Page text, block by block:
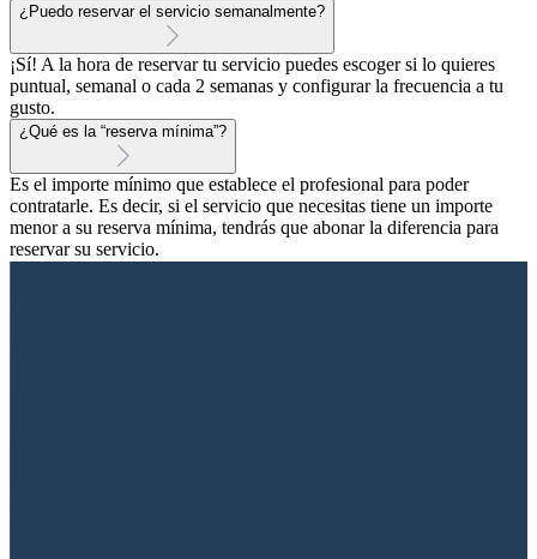
¿Puedo reservar el servicio semanalmente?
¡Sí! A la hora de reservar tu servicio puedes escoger si lo quieres
puntual, semanal o cada 2 semanas y configurar la frecuencia a tu
gusto.
¿Qué es la “reserva mínima”?
Es el importe mínimo que establece el profesional para poder
contratarle. Es decir, si el servicio que necesitas tiene un importe
menor a su reserva mínima, tendrás que abonar la diferencia para
reservar su servicio.